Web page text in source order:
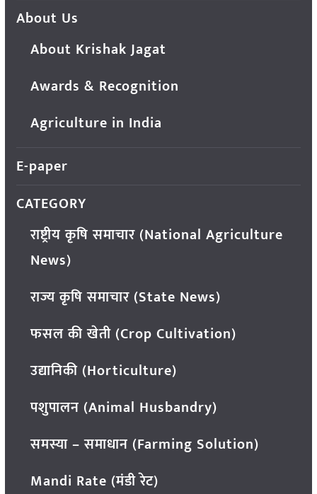
About Us
About Krishak Jagat
Awards & Recognition
Agriculture in India
E-paper
CATEGORY
राष्ट्रीय कृषि समाचार (National Agriculture
News)
राज्य कृषि समाचार (State News)
फसल की खेती (Crop Cultivation)
उद्यानिकी (Horticulture)
पशुपालन (Animal Husbandry)
समस्या – समाधान (Farming Solution)
Mandi Rate (मंडी रेट)